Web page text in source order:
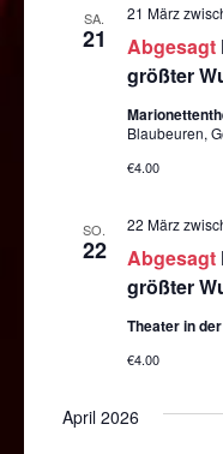
SA.
21 Abgesagt
größter
21 März
Blaubeuren,
€4.00
SO.
22 Abgesagt
größter
22 März
Theater in
€4.00
April 2026